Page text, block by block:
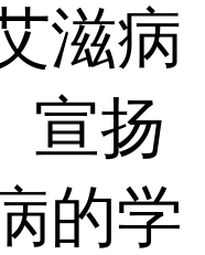
滋病
宣扬
的学